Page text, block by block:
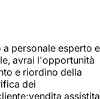
personale esperto e
avrai l'opportunità
e riordino della
dei
assistita